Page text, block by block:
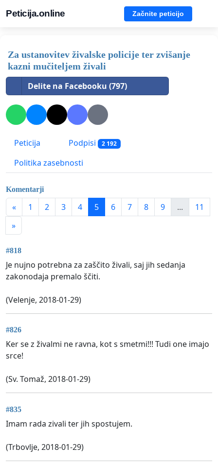
Peticija.online Začnite peticijo
Za ustanovitev živalske policije ter zvišanje
kazni mučiteljem živali
Delite na Facebooku (797)
Peticija Podpisi 2 192
Politika zasebnosti
Komentarji
« 1 2 3 4 5 6 7 8 9 ...
11
»
#818
Je nujno potrebna za zaščito živali, saj jih sedanja
zakonodaja premalo ščiti.
(Velenje, 2018-01-29)
#826
Ker se z živalmi ne ravna, kot s smetmi!!! Tudi one imajo
srce!
(Sv. Tomaž, 2018-01-29)
#835
Imam rada zivali ter jih spostujem.
(Trbovlje, 2018-01-29)